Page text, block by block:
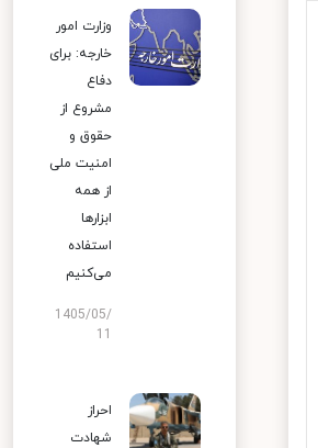
وزارت امور
خارجه: برای
دفاع
مشروع از
حقوق و
امنیت ملی
از همه
ابزارها
استفاده
می‌کنیم
1405/05/
احراز
شهادت